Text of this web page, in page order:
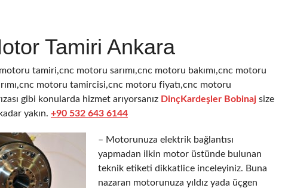
Tamiri Ankara
tamiri,cnc motoru sarımı,cnc motoru bakımı,cnc motoru
motoru tamircisi,cnc motoru fiyatı,cnc motoru
gibi konularda hizmet arıyorsanız DinçKardeşler Bobinaj size
yakın. +90 532 643 6144
– Motorunuza elektrik bağlantısı
yapmadan ilkin motor üstünde bulunan
teknik etiketi dikkatlice inceleyiniz. Buna
nazaran motorunuza yıldız yada üçgen